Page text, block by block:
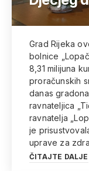
Grad Rijeka
bolnice
8,31 milijuna
proračunskih
danas
ravnateljica
ravnatelja
je
uprave za
ČITAJTE DALJE